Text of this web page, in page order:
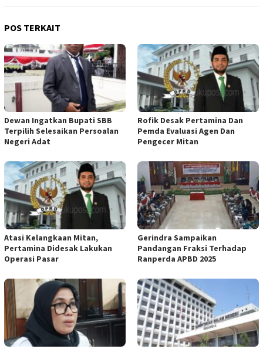
POS TERKAIT
Dewan Ingatkan Bupati SBB
Terpilih Selesaikan Persoalan
Negeri Adat
Rofik Desak Pertamina Dan
Pemda Evaluasi Agen Dan
Pengecer Mitan
Atasi Kelangkaan Mitan,
Pertamina Didesak Lakukan
Operasi Pasar
Gerindra Sampaikan
Pandangan Fraksi Terhadap
Ranperda APBD 2025